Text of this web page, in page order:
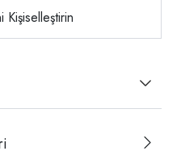
Kişiselleştirin